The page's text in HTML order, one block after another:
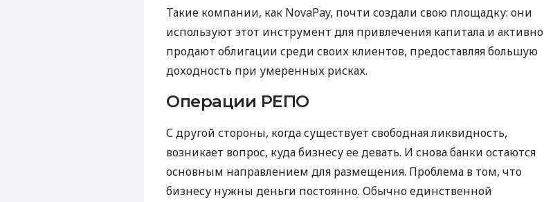
Такие компании, как NovaPay, почти создали свою площадку: они
используют этот инструмент для привлечения капитала и активно
продают облигации среди своих клиентов, предоставляя большую
доходность при умеренных рисках.
Операции РЕПО
С другой стороны, когда существует свободная ликвидность,
возникает вопрос, куда бизнесу ее девать. И снова банки остаются
основным направлением для размещения. Проблема в том, что
бизнесу нужны деньги постоянно. Обычно единственной